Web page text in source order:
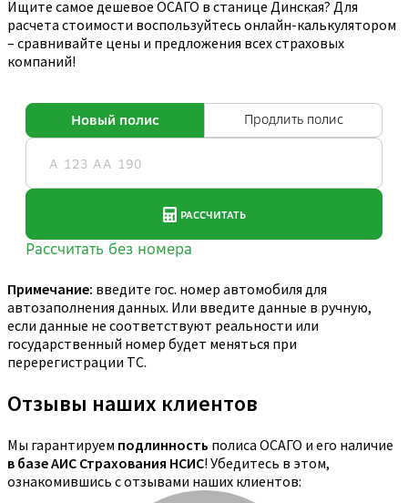
Ищите самое дешевое ОСАГО в станице Динская? Для
расчета стоимости воспользуйтесь онлайн-калькулятором
– сравнивайте цены и предложения всех страховых
компаний!
Примечание: введите гос. номер автомобиля для
автозаполнения данных. Или введите данные в ручную,
если данные не соответствуют реальности или
государственный номер будет меняться при
перерегистрации ТС.
Отзывы наших клиентов
Мы гарантируем подлинность полиса ОСАГО и его наличие
в базе АИС Страхования НСИС! Убедитесь в этом,
ознакомившись с отзывами наших клиентов: